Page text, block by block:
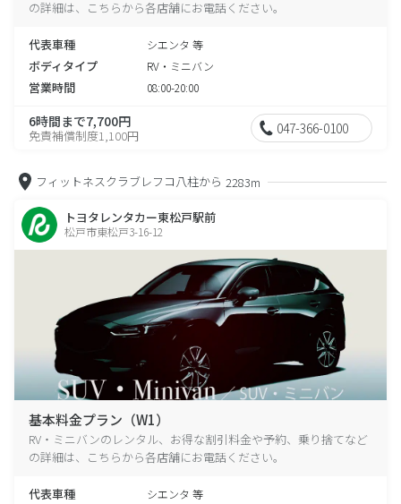
の詳細は、こちらから各店舗にお電話ください。
代表車種 シエンタ 等
ボディタイプ RV・ミニバン
営業時間 08:00-20:00
6時間まで7,700円
免責補償制度1,100円 047-366-0100
フィットネスクラブレフコ八柱から 2283m
トヨタレンタカー東松戸駅前
松戸市東松戸3-16-12
基本料金プラン（W1）
RV・ミニバンのレンタル、お得な割引料金や予約、乗り捨てなど
の詳細は、こちらから各店舗にお電話ください。
代表車種 シエンタ 等